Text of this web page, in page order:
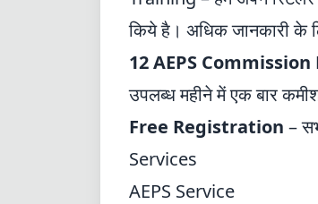
किये है। अधिक जानकारी के
12 AEPS Commission
उपलब्ध महीने में एक बार
Free Registration –
Services
AEPS Service